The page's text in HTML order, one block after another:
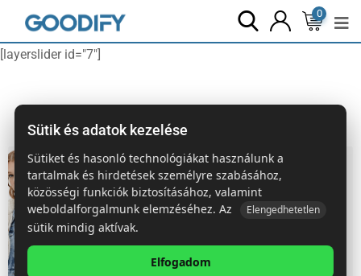
0
[layerslider id="7"]
WOMEN'S
Sütik és adatok kezelése
Sütiket és hasonló technológiákat használunk a
tartalmak és hirdetések személyre szabásához,
közösségi funkciók biztosításához, valamint
weboldalforgalmunk elemzéséhez. Az
Elengedhetetlen
sütik mindig aktívak.
Elfogadom